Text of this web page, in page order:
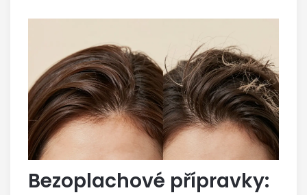
Bezoplachové přípravky: